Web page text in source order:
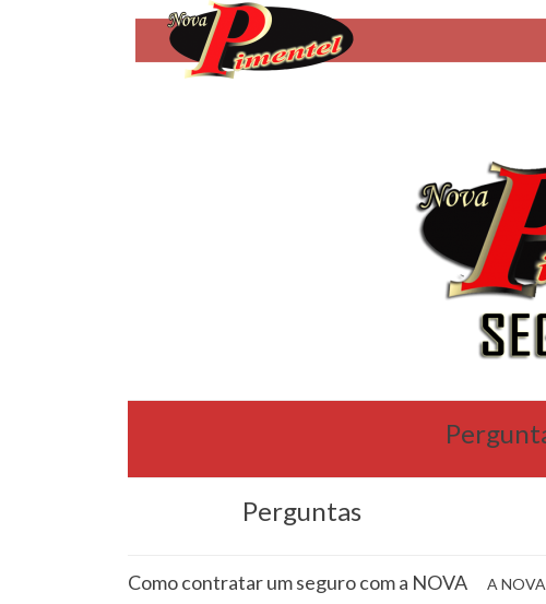
Perguntas
Como contratar um seguro com a NOVA
A